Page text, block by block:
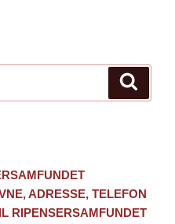
ADRESSE, TELEFON
RIPENSERSAMFUNDET